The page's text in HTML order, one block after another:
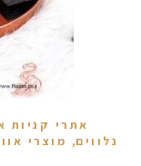
אתרי קניות
נלווים, מוצרי